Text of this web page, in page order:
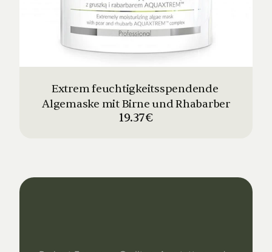
Extrem feuchtigkeitsspendende
Algemaske mit Birne und Rhabarber
19.37€